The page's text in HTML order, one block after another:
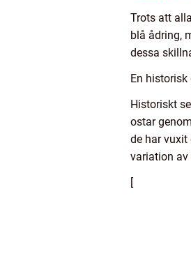
Trots att
blå ådring,
dessa
En
Historiskt
ostar
de har vuxit
variation av
[